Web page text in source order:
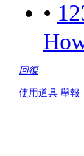
•
回復
使用道具 舉報